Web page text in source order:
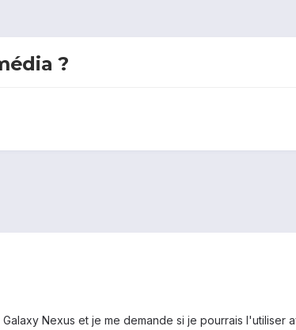
?
Nexus et je me demande si je pourrais l'utiliser